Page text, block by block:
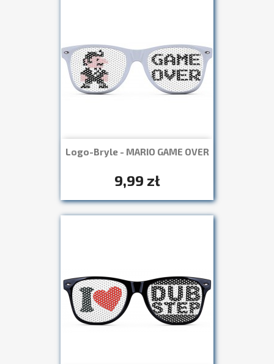
Logo-Bryle - MARIO GAME OVER
9,99 zł
Szybki podgląd